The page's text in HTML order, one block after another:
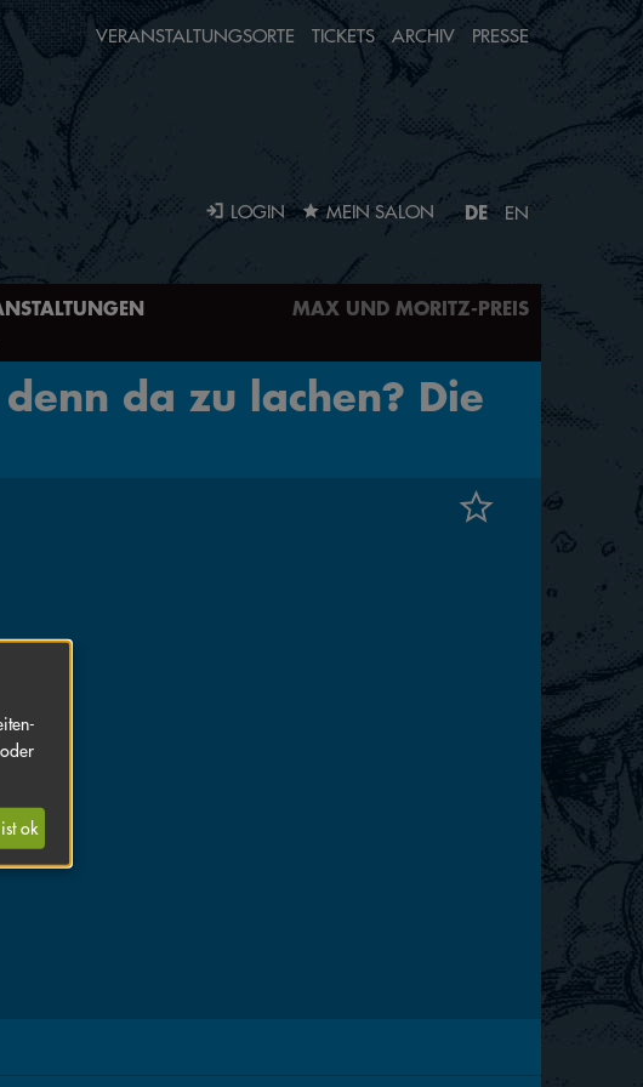
LOGIN MEIN SALON DE EN
MAX UND MORITZ-PREIS
VERANSTALTUNGSORTE TICKETS ARCHIV PRESSE
da zu lachen? Die
ok